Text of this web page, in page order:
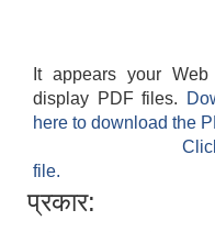
It appears your
display PDF files.
here to download the
file.
प्रकार: